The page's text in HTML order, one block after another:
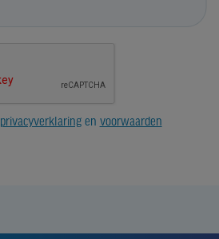
privacyverklaring en voorwaarden